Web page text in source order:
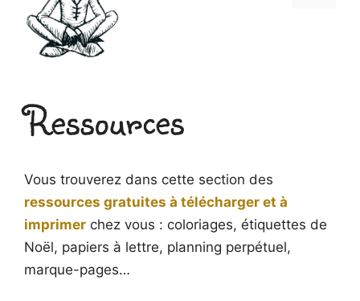
Ressources
Vous trouverez dans cette section des
ressources gratuites à télécharger et à
imprimer chez vous : coloriages, étiquettes de
Noël, papiers à lettre, planning perpétuel,
marque-pages…